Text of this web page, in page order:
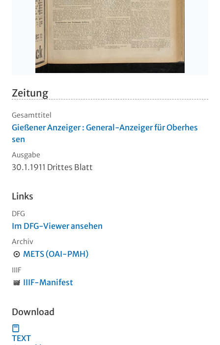
Zeitung
Gesamttitel
Gießener Anzeiger : General-Anzeiger für Oberhes
sen
Ausgabe
30.1.1911 Drittes Blatt
Links
DFG
Im DFG-Viewer ansehen
Archiv
METS (OAI-PMH)
IIIF
IIIF-Manifest
Download
TEXT